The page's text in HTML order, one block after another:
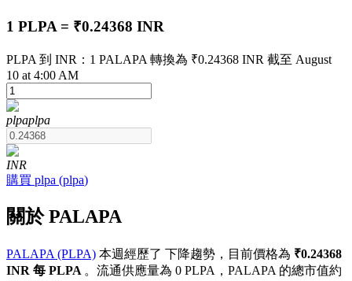
USDT永續
多種以USDT結算的永續合約
幣本位永續
1 PLPA = ₹0.24368 INR
PLPA 到 INR：1 PALAPA 轉換為 ₹0.24368 INR 截至 August
10 at 4:00 AM
plpaplpa
INR
購買 plpa (plpa)
關於 PALAPA
PALAPA (PLPA) 本週經歷了 下降趨勢，目前價格為 ₹0.24368
INR 每 PLPA 。流通供應量為 0 PLPA，PALAPA 的總市值約